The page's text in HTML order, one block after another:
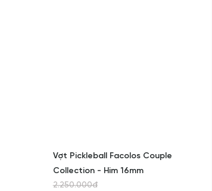
Vợt Pickleball Facolos Couple
Collection - Him 16mm
2.250.000đ